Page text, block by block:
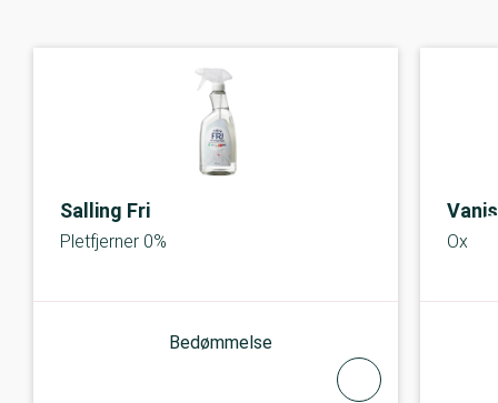
Salling Fri
Pletfjerner 0%
Bedømmelse
Oxi